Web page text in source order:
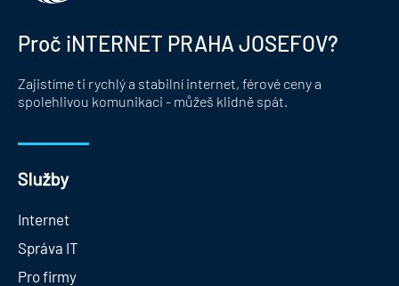
Proč iNTERNET PRAHA JOSEFOV?
Zajistíme ti rychlý a stabilní internet, férové ceny a
spolehlivou komunikaci - můžeš klidně spát.
Služby
Internet
Správa IT
Pro firmy